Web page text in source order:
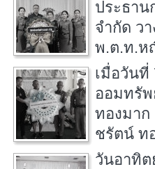
ประธา
จำกัด ว
พ.ต.ท.ห
เมื่อวัน
ออมทรั
ทองมาก
ชรัตน์ ท
วันอาทิต